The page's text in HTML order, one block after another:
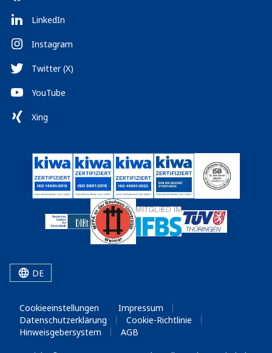
LinkedIn
Instagram
Twitter (X)
YouTube
Xing
DE
Cookieeinstellungen
Impressum
Datenschutzerklärung
Cookie-Richtlinie
Hinweisgebersystem
AGB